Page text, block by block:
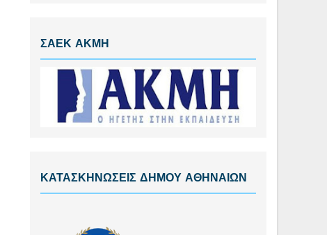
ΣΑΕΚ ΑΚΜΗ
ΚΑΤΑΣΚΗΝΩΣΕΙΣ ΔΗΜΟΥ ΑΘΗΝΑΙΩΝ